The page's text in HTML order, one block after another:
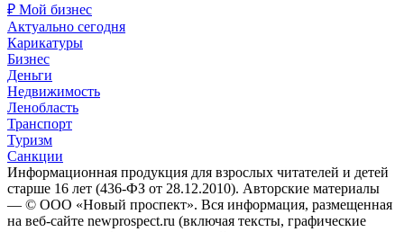
₽ Мой бизнес
Актуально сегодня
Карикатуры
Бизнес
Деньги
Недвижимость
Ленобласть
Транспорт
Туризм
Санкции
Информационная продукция для взрослых читателей и детей
старше 16 лет (436-ФЗ от 28.12.2010). Авторские материалы
— © ООО «Новый проспект». Вся информация, размещенная
на веб-сайте newprospect.ru (включая тексты, графические